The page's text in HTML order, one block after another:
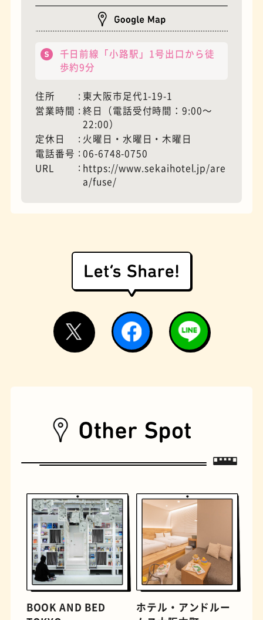
モーニング フィギュアショップ
千日前線「小路駅」1号出口から徒
歩約9分
住所
東大阪市足代1-19-1
営業時間
終日（電話受付時間：9:00〜
22:00）
定休日
火曜日・水曜日・木曜日
電話番号
06-6748-0750
URL
https://www.sekaihotel.jp/are
a/fuse/
BOOK AND BED
ホテル・アンドルー